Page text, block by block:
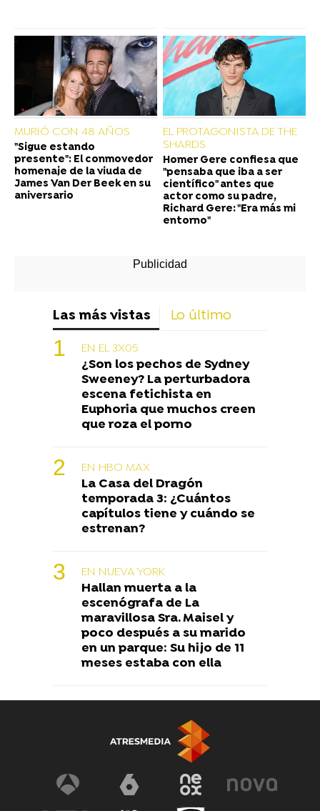
MURIÓ CON 48 AÑOS
"Sigue estando
presente": El conmovedor
homenaje de la viuda de
James Van Der Beek en su
aniversario
EL PROTAGONISTA DE THE
SHARDS
Homer Gere confiesa que
"pensaba que iba a ser
científico" antes que
actor como su padre,
Richard Gere: "Era más mi
entorno"
Las más vistas Lo último
EN EL 3X05
¿Son los pechos de Sydney
Sweeney? La perturbadora
escena fetichista en
Euphoria que muchos creen
que roza el porno
EN HBO MAX
La Casa del Dragón
temporada 3: ¿Cuántos
capítulos tiene y cuándo se
estrenan?
EN NUEVA YORK
Hallan muerta a la
escenógrafa de La
maravillosa Sra. Maisel y
poco después a su marido
en un parque: Su hijo de 11
meses estaba con ella